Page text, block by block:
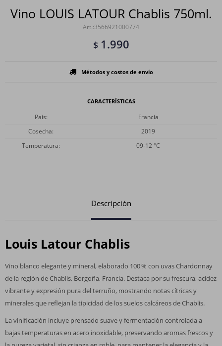
Vino LOUIS LATOUR Chablis 750ml.
3566921000774
$ 1.990
Métodos y costos de envío
CARACTERÍSTICAS
País
Francia
Cosecha
2019
Temperatura
09-12 °C
Descripción
Louis Latour Chablis
Vino blanco elegante y mineral, elaborado 100 % con uvas Chardonnay
de la región de Chablis, Borgoña, Francia. Destaca por su frescura, acidez
vibrante y expresión pura del terruño, mostrando notas cítricas y
minerales que reflejan la tipicidad de los suelos calcáreos de Chablis.
La vinificación incluye prensado suave y fermentación controlada a
bajas temperaturas en acero inoxidable, preservando aromas frescos y